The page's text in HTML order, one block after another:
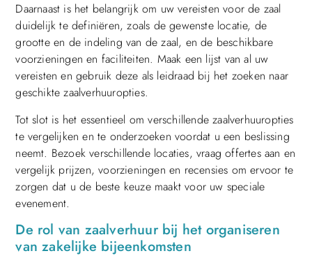
Daarnaast is het belangrijk om uw vereisten voor de zaal
duidelijk te definiëren, zoals de gewenste locatie, de
grootte en de indeling van de zaal, en de beschikbare
voorzieningen en faciliteiten. Maak een lijst van al uw
vereisten en gebruik deze als leidraad bij het zoeken naar
geschikte zaalverhuuropties.
Tot slot is het essentieel om verschillende zaalverhuuropties
te vergelijken en te onderzoeken voordat u een beslissing
neemt. Bezoek verschillende locaties, vraag offertes aan en
vergelijk prijzen, voorzieningen en recensies om ervoor te
zorgen dat u de beste keuze maakt voor uw speciale
evenement.
De rol van zaalverhuur bij het organiseren
van zakelijke bijeenkomsten